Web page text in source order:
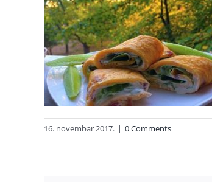
16. novembar 2017. | 0 Comments